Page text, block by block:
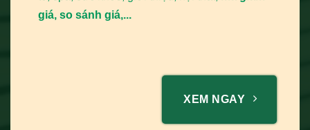
giá, so sánh giá,...
XEM NGAY